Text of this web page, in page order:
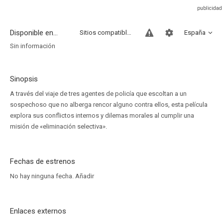
Disponible en... España
Sitios compatibles
Sin información
Sinopsis
A través del viaje de tres agentes de policía que escoltan a un
sospechoso que no alberga rencor alguno contra ellos, esta película
explora sus conflictos internos y dilemas morales al cumplir una
misión de «eliminación selectiva».
Fechas de estrenos
No hay ninguna fecha. Añadir
Enlaces externos